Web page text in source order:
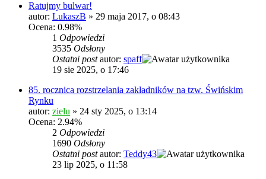
Ratujmy bulwar!
autor: LukaszB » 29 maja 2017, o 08:43
Ocena: 0.98%
1 Odpowiedzi
3535 Odsłony
Ostatni postautor: spaff
19 sie 2025, o 17:46
85. rocznica rozstrzelania zakładników na tzw. Świńskim
Rynku
autor: zielu » 24 sty 2025, o 13:14
Ocena: 2.94%
2 Odpowiedzi
1690 Odsłony
Ostatni postautor: Teddy43
23 lip 2025, o 11:58